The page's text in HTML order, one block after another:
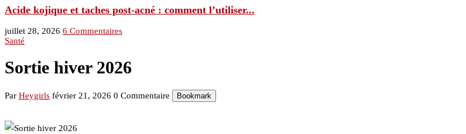
Acide kojique et taches post-acné : comment l’utiliser...
juillet 28, 2026 6 Commentaires
Santé
Sortie hiver 2026
Par Heygirls février 21, 2026 0 Commentaire Bookmark